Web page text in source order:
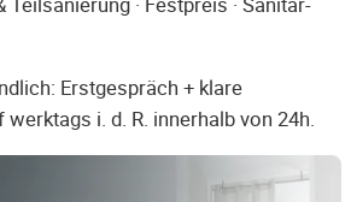
Erstgespräch + klare
i. d. R. innerhalb von 24h.